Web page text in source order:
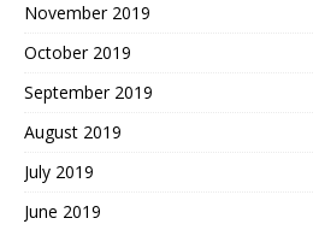
November 2019
October 2019
September 2019
August 2019
July 2019
June 2019